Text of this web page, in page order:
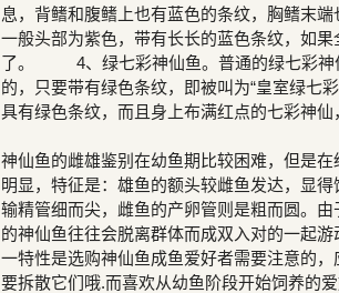
息，背鳍和腹鳍上也有蓝色的条纹，胸鳍
一般头部为紫色，带有长长的蓝色条纹，如
了。 4、绿七彩神仙鱼。普通的绿七彩神
的，只要带有绿色条纹，即被叫为“皇室绿七
具有绿色条纹，而且身上布满红点的七彩神仙
神仙鱼的雌雄鉴别在幼鱼期比较困难，但是
明显，特征是：雄鱼的额头较雌鱼发达，显
输精管细而尖，雌鱼的产卵管则是粗而圆。
的神仙鱼往往会脱离群体而成双入对的一起
一特性是选购神仙鱼成鱼爱好者需要注意的
要拆散它们哦.而喜欢从幼鱼阶段开始饲养的